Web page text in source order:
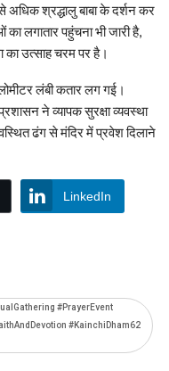
श्रद्धालु बाबा के दर्शन कर
लगातार पहुंचना भी जारी है,
उत्साह चरम पर है।
लंबी कतार लग गई।
ने व्यापक सुरक्षा व्यवस्था
ढंग से मंदिर में प्रवेश दिलाने
LinkedIn
#PrayerEvent
#KainchiDham62